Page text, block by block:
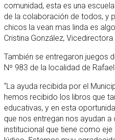
comunidad, esta es una
de la colaboración de todos, y
chicos la vean mas linda es
Cristina González,
También se entregaron juegos
Nº 983 de la localidad de
“La ayuda recibida por el
hemos recibido los libros que
educativas, y en esta
que nos entregan nos ayudan
institucional que tiene como